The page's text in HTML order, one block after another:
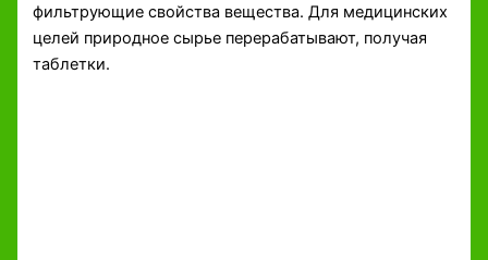
фильтрующие свойства вещества. Для медицинских
целей природное сырье перерабатывают, получая
таблетки.